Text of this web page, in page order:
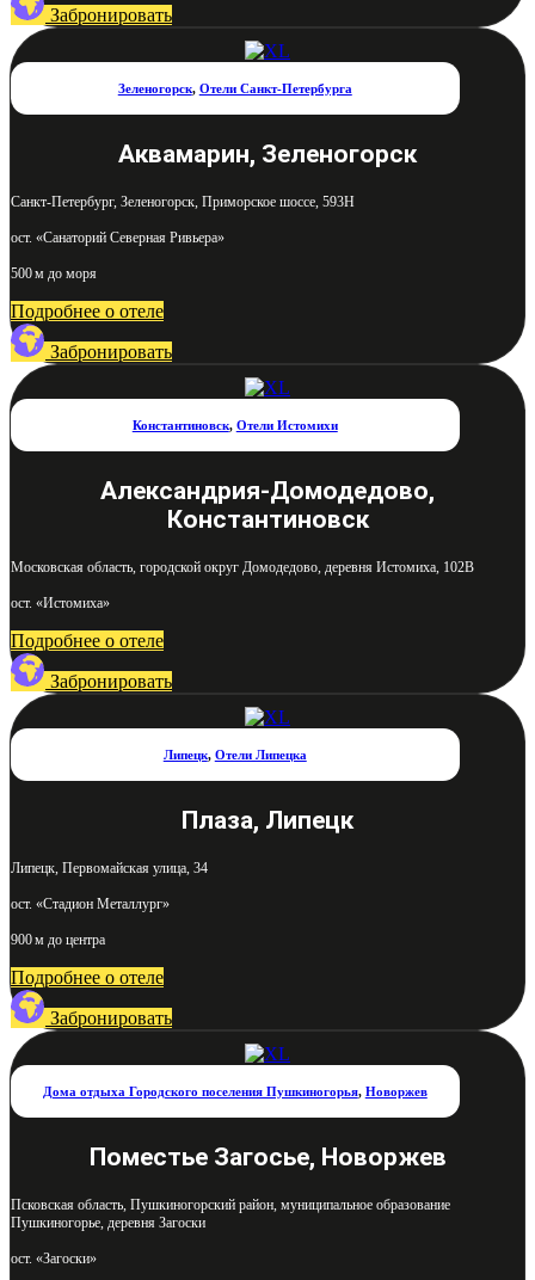
Забронировать
Зеленогорск, Отели Санкт-Петербурга
Аквамарин, Зеленогорск
Санкт-Петербург, Зеленогорск, Приморское шоссе, 593Н
ост. «Санаторий Северная Ривьера»
500 м до моря
Подробнее о отеле
Забронировать
Константиновск, Отели Истомихи
Александрия-Домодедово,
Константиновск
Московская область, городской округ Домодедово, деревня Истомиха, 102В
ост. «Истомиха»
Подробнее о отеле
Забронировать
Липецк, Отели Липецка
Плаза, Липецк
Липецк, Первомайская улица, 34
ост. «Стадион Металлург»
900 м до центра
Подробнее о отеле
Забронировать
Дома отдыха Городского поселения Пушкиногорья, Новоржев
Поместье Загосье, Новоржев
Псковская область, Пушкиногорский район, муниципальное образование
Пушкиногорье, деревня Загоски
ост. «Загоски»